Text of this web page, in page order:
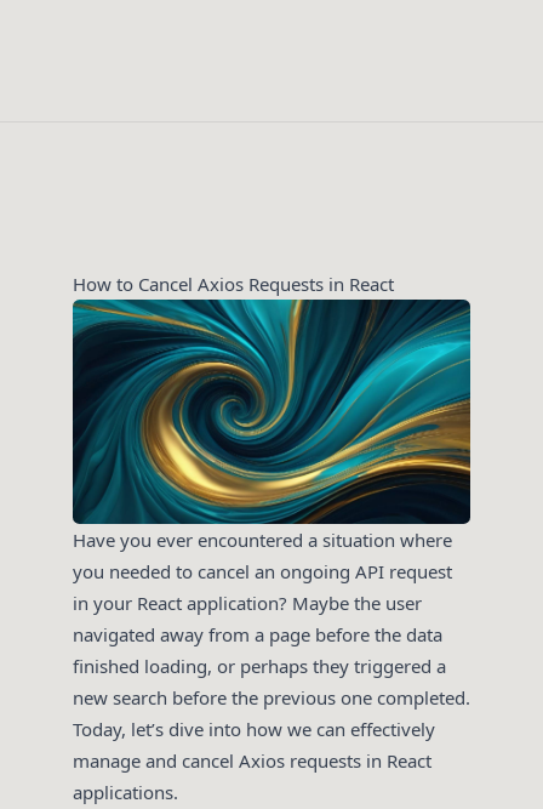
How to Cancel Axios Requests in React
Have you ever encountered a situation where
you needed to cancel an ongoing API request
in your React application? Maybe the user
navigated away from a page before the data
finished loading, or perhaps they triggered a
new search before the previous one completed.
Today, let’s dive into how we can effectively
manage and cancel Axios requests in React
applications.